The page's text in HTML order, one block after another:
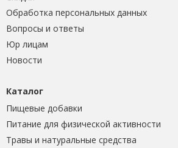
Обработка персональных данных
Вопросы и ответы
Юр лицам
Новости
Каталог
Пищевые добавки
Питание для физической активности
Травы и натуральные средства